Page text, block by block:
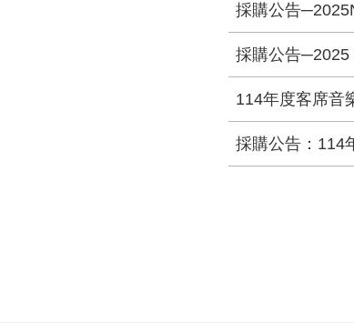
採購公告
採購公告─2025
114年度客席音
採購公告：114